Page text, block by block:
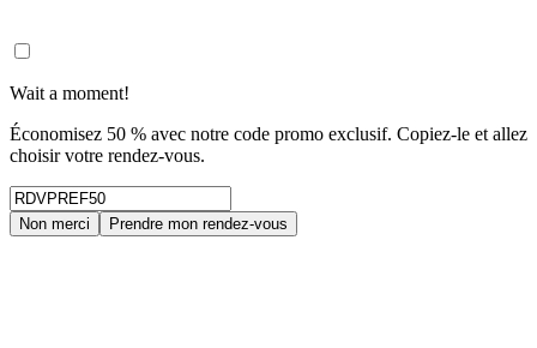
Wait a moment!
Économisez 50 % avec notre code promo exclusif. Copiez-le et allez
choisir votre rendez-vous.
Non merci Prendre mon rendez-vous